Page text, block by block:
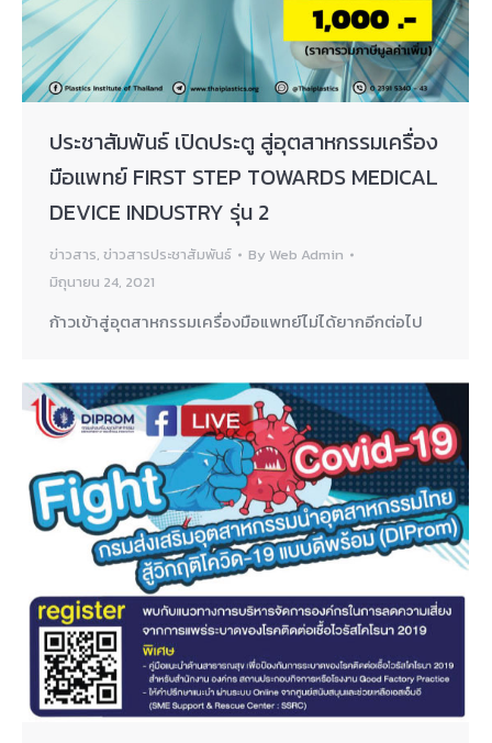
ประชาสัมพันธ์ เปิดประตู สู่อุตสาหกรรมเครื่อง
มือแพทย์ FIRST STEP TOWARDS MEDICAL
DEVICE INDUSTRY รุ่น 2
ข่าวสาร, ข่าวสารประชาสัมพันธ์ By Web Admin
มิถุนายน 24, 2021
ก้าวเข้าสู่อุตสาหกรรมเครื่องมือแพทย์ไม่ได้ยากอีกต่อไป